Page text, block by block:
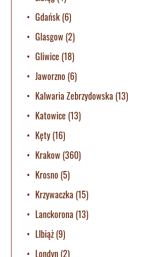
Gdańsk(6)
Glasgow (2)
Gliwice (18)
Jaworzno (6)
Kalwaria Zebrzydowska (13)
Katowice (13)
Kęty(16)
Krakow (360)
Krosno (5)
Krzywaczka (15)
Lanckorona (13)
LIbiąż(9)
Londyn (2)